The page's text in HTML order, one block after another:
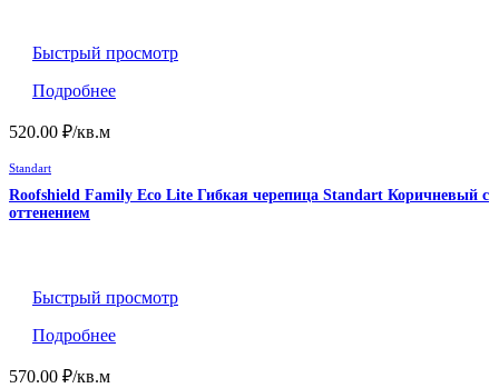
Быстрый просмотр
Подробнее
520.00 ₽/кв.м
Standart
Roofshield Family Eco Lite Гибкая черепица Standart Коричневый с
оттенением
Быстрый просмотр
Подробнее
570.00 ₽/кв.м